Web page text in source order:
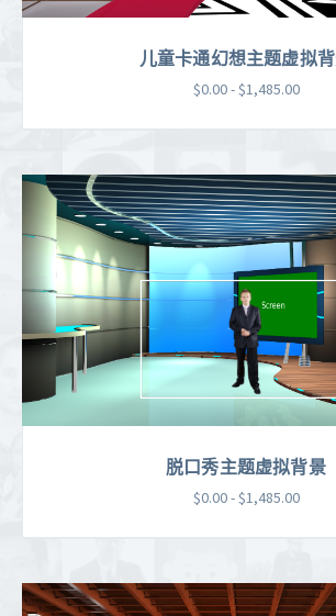
儿童卡通幻想主题虚拟
$0.00 - $1,485.00
脱口秀主题虚拟背景
$0.00 - $1,485.00